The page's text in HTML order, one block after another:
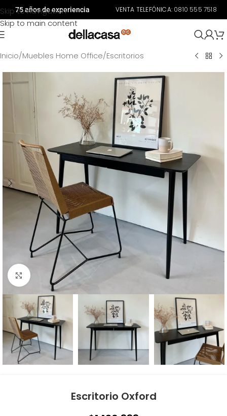
Skip to navigation
Skip to main content
75 años de experiencia VENTA TELEFÓNICA: 0810 555 7518
Inicio/Muebles Home Office/Escritorios
Click to enlarge
Escritorio Oxford